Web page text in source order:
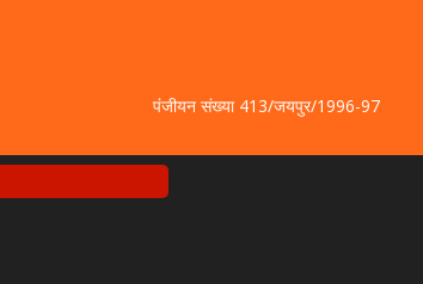
पंजीयन संख्या 413/जयपुर/1996-97